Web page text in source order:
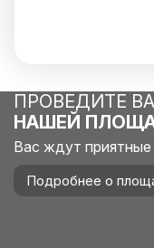
ПРОВЕДИТЕ
НАШЕЙ
Вас ждут приятные
Подробнее о